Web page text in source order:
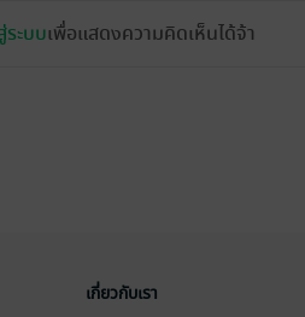
ระบบเพื่อแสดงความคิดเห็นได้จ้า
เกี่ยวกับเรา